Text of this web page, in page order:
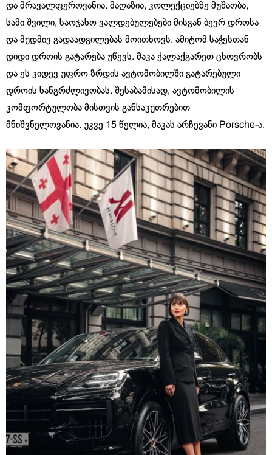
და მრავალფეროვანია. მაღაზია, კოლექციებზე მუშაობა,
სამი შვილი, საოჯახო ვალდებულებები მისგან ბევრ დროსა
და მუდმივ გადაადგილებას მოითხოვს. ამიტომ საჭესთან
დიდი დროის გატარება უწევს. მაკა ქალაქგარეთ ცხოვრობს
და ეს კიდევ უფრო ზრდის ავტომობილში გატარებული
დროის ხანგრძლივობას. შესაბამისად, ავტომობილის
კომფორტულობა მისთვის განსაკუთრებით
მნიშვნელოვანია. უკვე 15 წელია, მაკას არჩევანი Porsche-ა.